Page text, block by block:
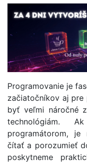
Programovanie je
začiatočníkov aj
byť veľmi náročné
technológiám.
programátorom, je
čítať a porozumieť
poskytneme